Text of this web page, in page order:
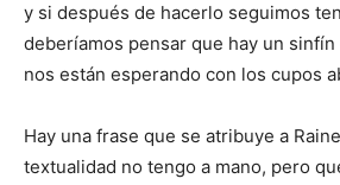
y si después de hacerlo seguimos
deberíamos pensar que hay un
nos están esperando con los cupos
Hay una frase que se atribuye a
textualidad no tengo a mano, pero